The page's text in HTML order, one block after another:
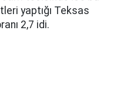
yaptığı Teksas
2,7 idi.